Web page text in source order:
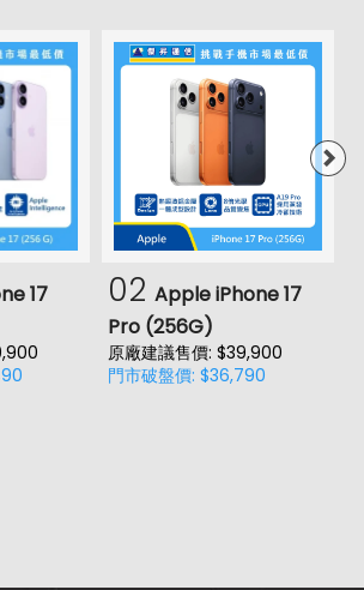
17
02 Apple iPhone 17
Pro (256G)
原廠建議售價: $39,900
門市破盤價: $36,790